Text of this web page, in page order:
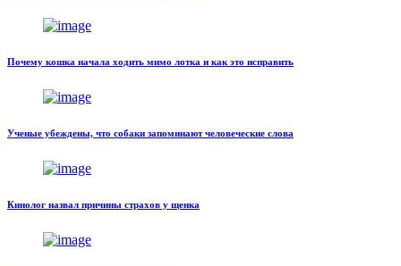
Почему кошка начала ходить мимо лотка и как это исправить
Ученые убеждены, что собаки запоминают человеческие слова
Кинолог назвал причины страхов у щенка